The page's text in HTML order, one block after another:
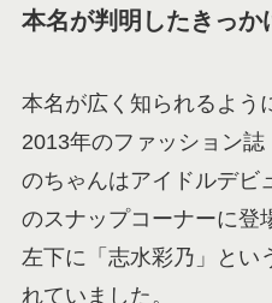
本名が判明したきっか
本名が広く知られるよう
2013年のファッション
のちゃんはアイドルデビ
のスナップコーナーに登
左下に「志水彩乃」とい
れていました。